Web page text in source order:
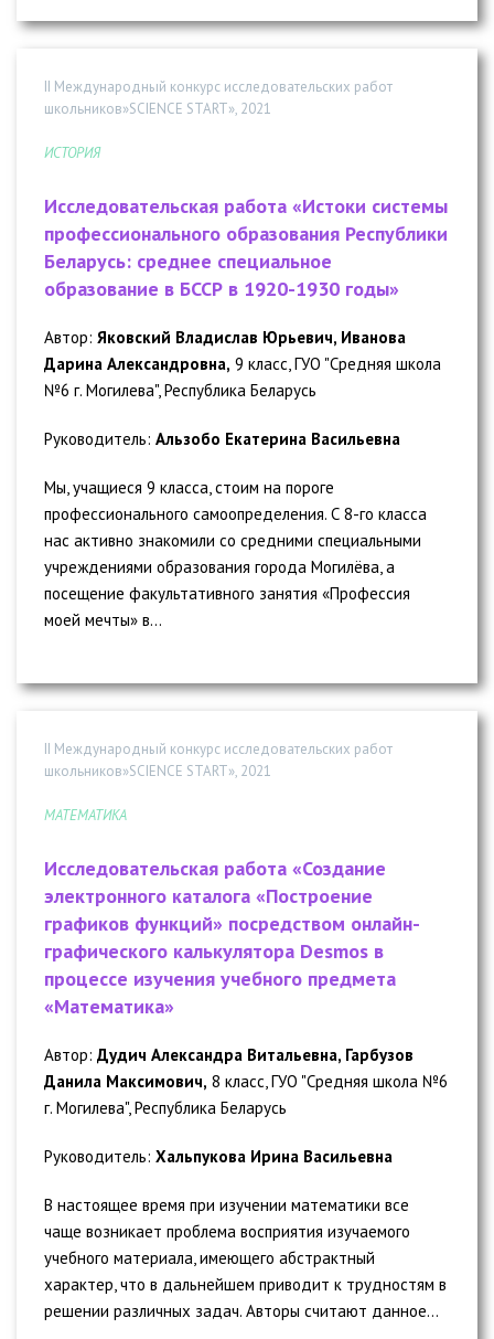
II Международный конкурс исследовательских работ
школьников»SCIENCE START», 2021
ИСТОРИЯ
Исследовательская работа «Истоки системы
профессионального образования Республики
Беларусь: среднее специальное
образование в БССР в 1920-1930 годы»
Автор: Яковский Владислав Юрьевич, Иванова
Дарина Александровна, 9 класс, ГУО "Средняя школа
№6 г. Могилева", Республика Беларусь
Руководитель: Альзобо Екатерина Васильевна
Мы, учащиеся 9 класса, стоим на пороге
профессионального самоопределения. С 8-го класса
нас активно знакомили со средними специальными
учреждениями образования города Могилёва, а
посещение факультативного занятия «Профессия
моей мечты» в...
II Международный конкурс исследовательских работ
школьников»SCIENCE START», 2021
МАТЕМАТИКА
Исследовательская работа «Создание
электронного каталога «Построение
графиков функций» посредством онлайн-
графического калькулятора Desmos в
процессе изучения учебного предмета
«Математика»
Автор: Дудич Александра Витальевна, Гарбузов
Данила Максимович, 8 класс, ГУО "Средняя школа №6
г. Могилева", Республика Беларусь
Руководитель: Хальпукова Ирина Васильевна
В настоящее время при изучении математики все
чаще возникает проблема восприятия изучаемого
учебного материала, имеющего абстрактный
характер, что в дальнейшем приводит к трудностям в
решении различных задач. Авторы считают данное...